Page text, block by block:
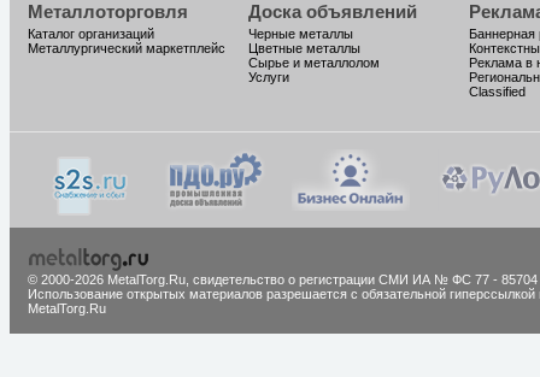
Металлоторговля
Каталог организаций
Металлургический маркетплейс
Доска объявлений
Черные металлы
Цветные металлы
Сырье и металлолом
Услуги
Баннерная
Реклама в
Classified
© 2000-2026 MetalTorg.Ru, cвидетельство о регистрации СМИ ИА № ФС 77 - 85704
Использование открытых материалов разрешается с обязательной гиперссылкой
MetalTorg.Ru